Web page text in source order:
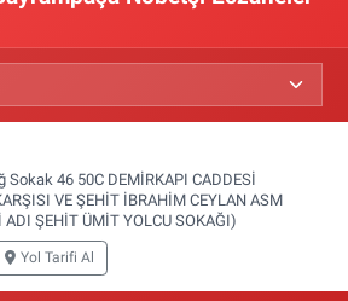
Sokak 46 50C DEMİRKAPI CADDESİ
VE ŞEHİT İBRAHİM CEYLAN ASM
ŞEHİT ÜMİT YOLCU SOKAĞI)
Yol Tarifi Al